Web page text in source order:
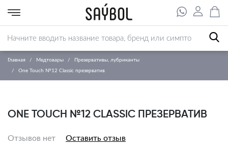
Главная Медтовары Презервативы, лубриканты
One Touch №12 Classic презерватив
ONE TOUCH №12 CLASSIC ПРЕЗЕРВАТИВ
Отзывов нет Оставить отзыв